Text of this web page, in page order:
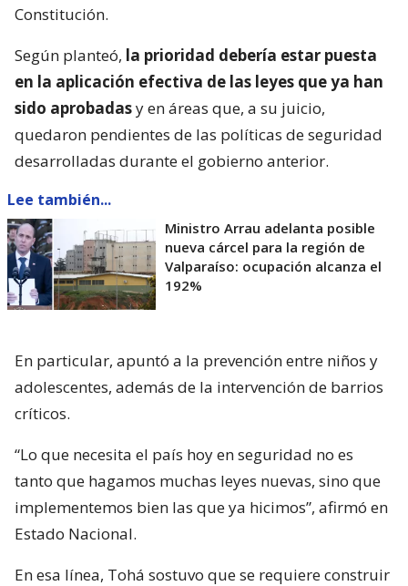
Constitución.
Según planteó, la prioridad debería estar puesta
en la aplicación efectiva de las leyes que ya han
sido aprobadasy en áreas que, a su juicio,
quedaron pendientes de las políticas de seguridad
desarrolladas durante el gobierno anterior.
Lee también...
Ministro Arrau adelanta posible
nueva cárcel para la región de
Valparaíso: ocupación alcanza el
192%
En particular, apuntó a la prevención entre niños y
adolescentes, además de la intervención de barrios
críticos.
“Lo que necesita el país hoy en seguridad no es
tanto que hagamos muchas leyes nuevas, sino que
implementemos bien las que ya hicimos”, afirmó en
Estado Nacional.
En esa línea, Tohá sostuvo que se requiere construir